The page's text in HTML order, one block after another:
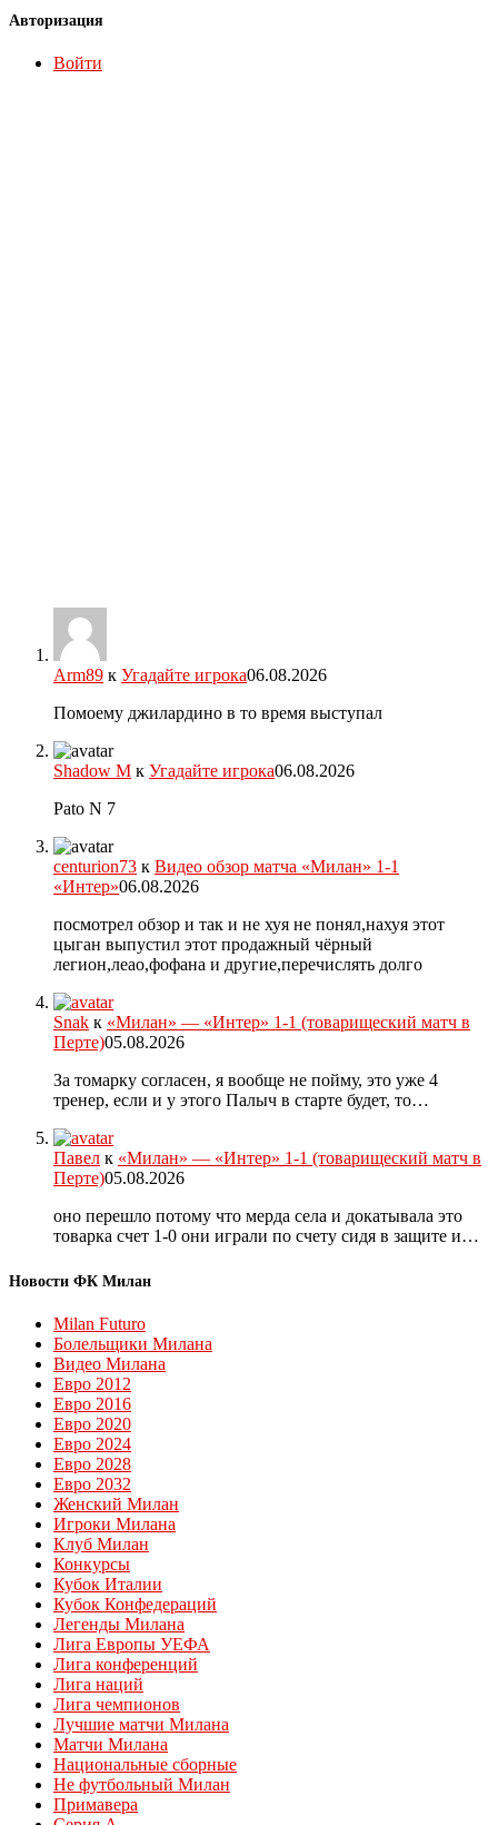
Авторизация
Войти
Arm89 к Угадайте игрока06.08.2026
Помоему джилардино в то время выступал
Shadow M к Угадайте игрока06.08.2026
Pato N 7
centurion73 к Видео обзор матча «Милан» 1-1
«Интер»06.08.2026
посмотрел обзор и так и не хуя не понял,нахуя этот
цыган выпустил этот продажный чёрный
легион,леао,фофана и другие,перечислять долго
Snak к «Милан» — «Интер» 1-1 (товарищеский матч в
Перте)05.08.2026
За томарку согласен, я вообще не пойму, это уже 4
тренер, если и у этого Палыч в старте будет, то…
Павел к «Милан» — «Интер» 1-1 (товарищеский матч в
Перте)05.08.2026
оно перешло потому что мерда села и докатывала это
товарка счет 1-0 они играли по счету сидя в защите и…
Новости ФК Милан
Milan Futuro
Болельщики Милана
Видео Милана
Евро 2012
Евро 2016
Евро 2020
Евро 2024
Евро 2028
Евро 2032
Женский Милан
Игроки Милана
Клуб Милан
Конкурсы
Кубок Италии
Кубок Конфедераций
Легенды Милана
Лига Европы УЕФА
Лига конференций
Лига наций
Лига чемпионов
Лучшие матчи Милана
Матчи Милана
Национальные сборные
Не футбольный Милан
Примавера